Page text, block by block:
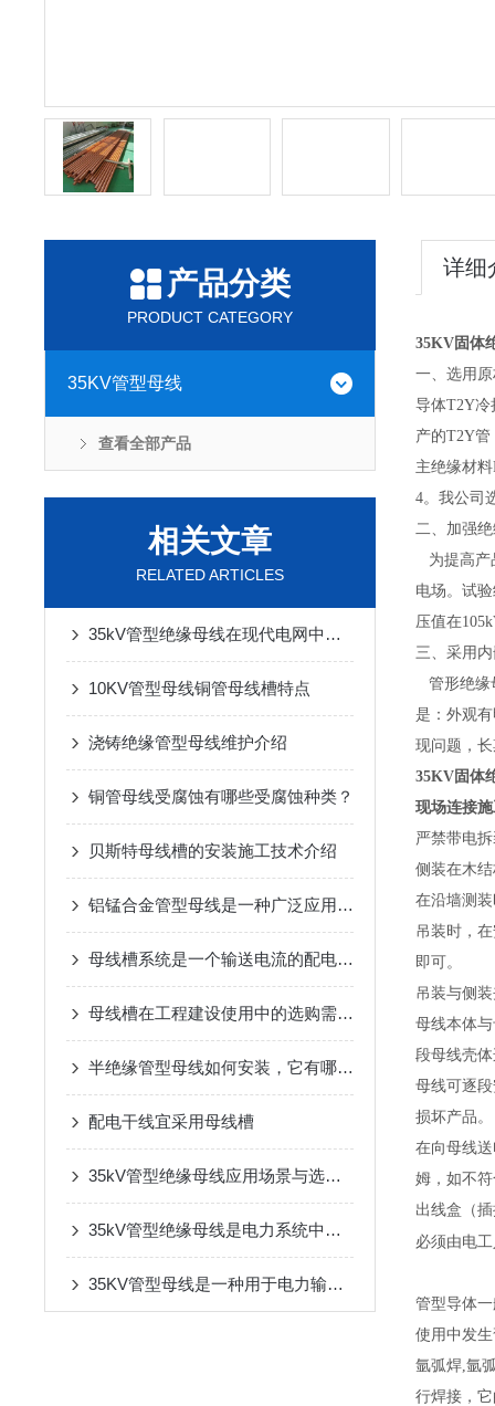
产品分类
PRODUCT CATEGORY
35KV管型母线
查看全部产品
相关文章
RELATED ARTICLES
35kV管型绝缘母线在现代电网中扮演着至关重要的角色
10KV管型母线铜管母线槽特点
浇铸绝缘管型母线维护介绍
铜管母线受腐蚀有哪些受腐蚀种类？
贝斯特母线槽的安装施工技术介绍
铝锰合金管型母线是一种广泛应用于电力系统中母线槽的制造材料
母线槽系统是一个输送电流的配电装置
母线槽在工程建设使用中的选购需要注意哪些方面？
半绝缘管型母线如何安装，它有哪些优势
配电干线宜采用母线槽
35kV管型绝缘母线应用场景与选型考量
35kV管型绝缘母线是电力系统中重要的输电设备
35KV管型母线是一种用于电力输送和分配的高压电缆系统
详细
35KV固体
一、选用
导体T2Y冷
产的T2Y
主绝缘材
4。我公司
二、加强
为提高产
电场。试
压值在
三、采用
管形绝缘
是：外观
现问题，
35KV固体
现场连接
严禁带电
侧装在木
在沿墙测
吊装时，
即可。
吊装与侧
母线本体
段母线壳
母线可逐
损坏产品。
在向母线
姆，如不
出线盒（
必须由电
管型导体
使用中发
氩弧焊,氩
行焊接，